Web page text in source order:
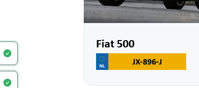
Fiat 500
JX-896-J